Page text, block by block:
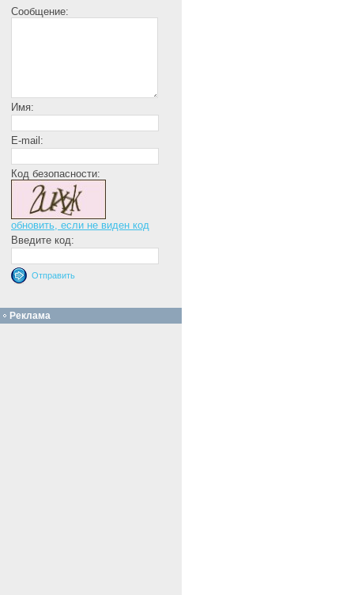
Сообщение:
Имя:
E-mail:
Код безопасности:
обновить, если не виден код
Введите код:
Реклама